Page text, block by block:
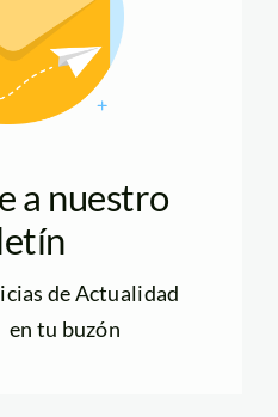
a nuestro
de Actualidad
tu buzón